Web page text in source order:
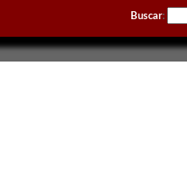
Buscar: